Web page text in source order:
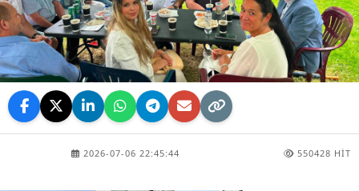
2026-07-06 22:45:44 550428 HIT